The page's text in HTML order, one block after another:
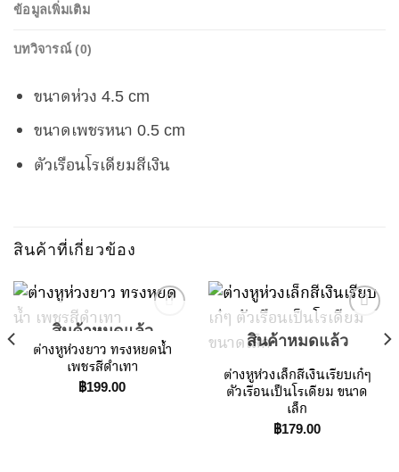
ข้อมูลเพิ่มเติม
บทวิจารณ์ (0)
ขนาดห่วง 4.5 cm
ขนาดเพชรหนา 0.5 cm
ตัวเรือนโรเดียมสีเงิน
สินค้าที่เกี่ยวข้อง
สินค้าหมดแล้ว
ต่างหูห่วงยาว ทรงหยดน้ำ
เพชรสีดำเทา
฿199.00
Add to
Wishlist
สินค้าหมดแล้ว
ต่างหูห่วงเล็กสีเงินเรียบเก๋ๆ
ตัวเรือนเป็นโรเดียม ขนาด
เล็ก
฿179.00